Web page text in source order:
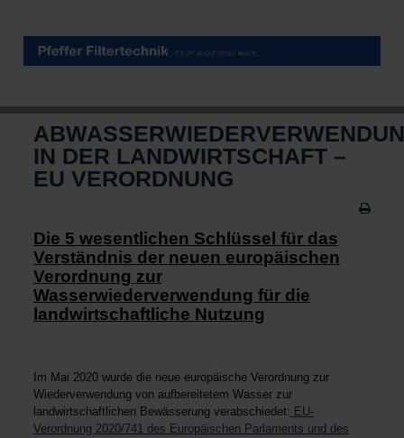
IN DER LANDWIRTSCHAFT –
EU VERORDNUNG
Die 5 wesentlichen Schlüssel für das
Verständnis der neuen europäischen
Verordnung zur
Wasserwiederverwendung für die
landwirtschaftliche Nutzung
Im Mai 2020 wurde die neue europäische Verordnung zur
Wiederverwendung von aufbereitetem Wasser zur
landwirtschaftlichen Bewässerung verabschiedet: EU-
Verordnung 2020/741 des Europäischen Parlaments und des